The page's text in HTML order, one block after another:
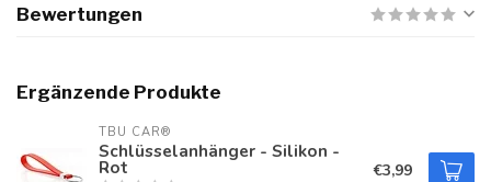
Bewertungen
Ergänzende Produkte
TBU CAR®
Schlüsselanhänger - Silikon -
Rot €3,99